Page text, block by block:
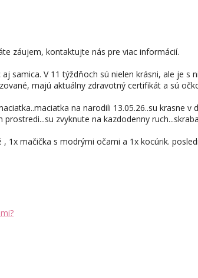
záujem, kontaktujte nás pre viac informácií.
samica. V 11 týždňoch sú nielen krásni, ale je
majú aktuálny zdravotný certifikát a sú
na narodili 13.05.26..su krasne
zvyknute na kazdodenny
1x mačička s modrými očami a 1x kocúrik.